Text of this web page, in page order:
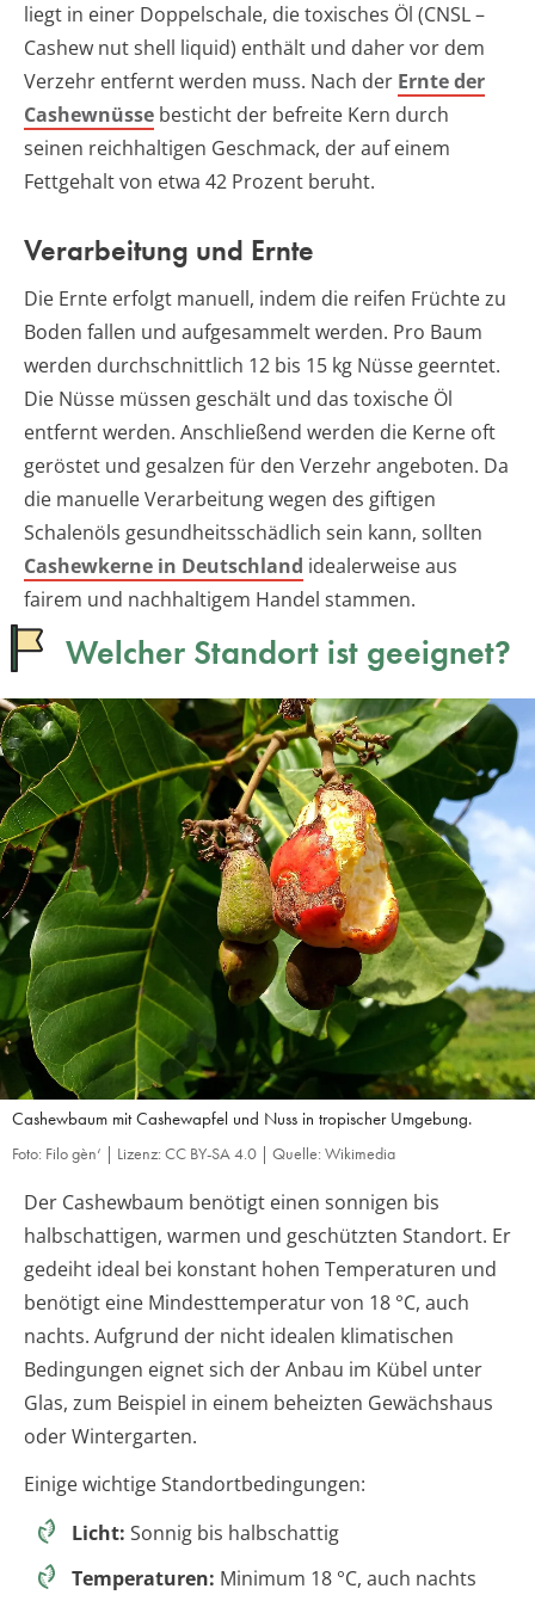
liegt in einer Doppelschale, die toxisches Öl (CNSL –
Cashew nut shell liquid) enthält und daher vor dem
Verzehr entfernt werden muss. Nach der Ernte der
Cashewnüsse besticht der befreite Kern durch
seinen reichhaltigen Geschmack, der auf einem
Fettgehalt von etwa 42 Prozent beruht.
Verarbeitung und Ernte
Die Ernte erfolgt manuell, indem die reifen Früchte zu
Boden fallen und aufgesammelt werden. Pro Baum
werden durchschnittlich 12 bis 15 kg Nüsse geerntet.
Die Nüsse müssen geschält und das toxische Öl
entfernt werden. Anschließend werden die Kerne oft
geröstet und gesalzen für den Verzehr angeboten. Da
die manuelle Verarbeitung wegen des giftigen
Schalenöls gesundheitsschädlich sein kann, sollten
Cashewkerne in Deutschland idealerweise aus
fairem und nachhaltigem Handel stammen.
Welcher Standort ist geeignet?
Cashewbaum mit Cashewapfel und Nuss in tropischer Umgebung.
Foto: Filo gèn‘ | Lizenz: CC BY-SA 4.0 | Quelle: Wikimedia
Der Cashewbaum benötigt einen sonnigen bis
halbschattigen, warmen und geschützten Standort. Er
gedeiht ideal bei konstant hohen Temperaturen und
benötigt eine Mindesttemperatur von 18 °C, auch
nachts. Aufgrund der nicht idealen klimatischen
Bedingungen eignet sich der Anbau im Kübel unter
Glas, zum Beispiel in einem beheizten Gewächshaus
oder Wintergarten.
Einige wichtige Standortbedingungen:
Licht: Sonnig bis halbschattig
Temperaturen: Minimum 18 °C, auch nachts